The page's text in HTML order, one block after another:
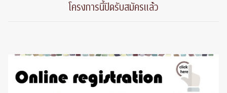
โครงการนี้ปิดรับสมัครแล้่ว